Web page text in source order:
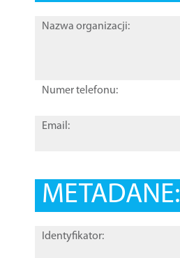
Nazwa organizacji:
Numer telefonu:
Email:
METADANE:
Identyfikator: